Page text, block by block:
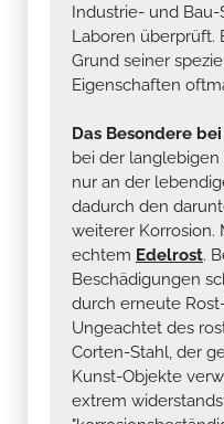
Industrie- und
Laboren überprüft.
Grund seiner
Eigenschaften
Das Besondere
bei der
nur an der
dadurch den
weiterer Korrosion.
echtem Edelrost.
Beschädigungen
durch erneute
Ungeachtet des
Corten-Stahl, der
Kunst-Objekte
extrem